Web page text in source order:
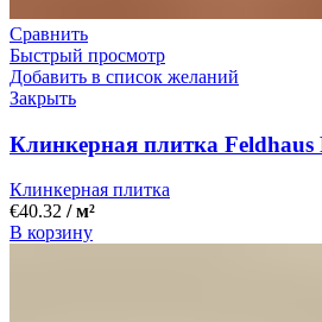
Сравнить
Быстрый просмотр
Добавить в список желаний
Закрыть
Клинкерная плитка Feldhaus
Клинкерная плитка
€40.32 / м²
В корзину